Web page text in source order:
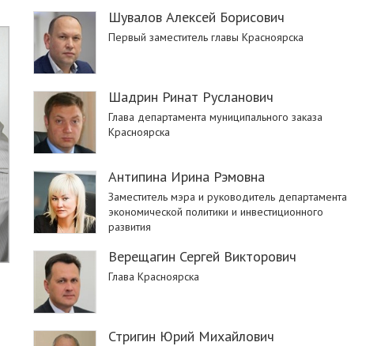
Шувалов Алексей Борисович
Первый заместитель главы Красноярска
Шадрин Ринат Русланович
Глава департамента муниципального заказа
Красноярска
Антипина Ирина Рэмовна
Заместитель мэра и руководитель департамента
экономической политики и инвестиционного
развития
Верещагин Сергей Викторович
Глава Красноярска
Стригин Юрий Михайлович